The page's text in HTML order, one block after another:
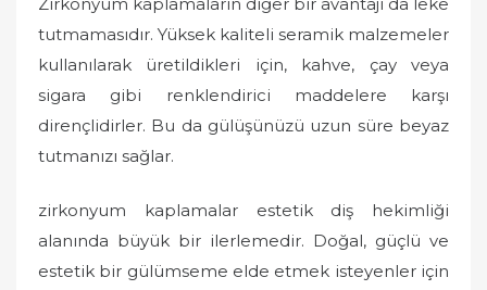
tutmamasıdır. Yüksek kaliteli seramik malzemeler
kullanılarak üretildikleri için, kahve, çay veya
sigara gibi renklendirici maddelere karşı
dirençlidirler. Bu da gülüşünüzü uzun süre beyaz
tutmanızı sağlar.
zirkonyum kaplamalar estetik diş hekimliği
alanında büyük bir ilerlemedir. Doğal, güçlü ve
estetik bir gülümseme elde etmek isteyenler için